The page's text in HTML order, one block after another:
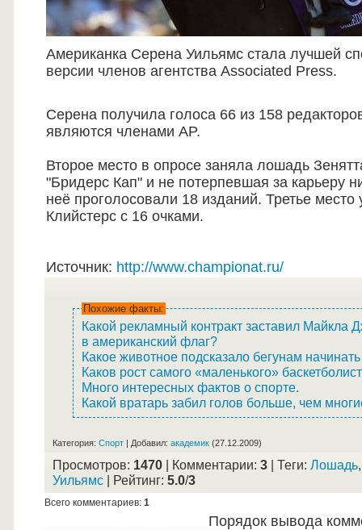
Американка Серена Уильямс стала лучшей
версии членов агентства Associated Press.
Серена получила голоса 66 из 158
являются членами AP.
Второе место в опросе заняла лошадь
"Бридерс Кап" и не потерпевшая за карьеру
неё проголосовали 18 изданий. Третье место
Клийстерс с 16 очками.
Источник: http://www.championat.ru/
Похожие факты:
Какой рекламный контракт заставил Майкла
в американский флаг?
Какое животное подсказало бегунам начинать
Каков рост самого «маленького»
Много интересных фактов о спорте.
Какой вратарь забил голов больше, чем
Категория: Спорт | Добавил: академик (27.12.2009)
Просмотров: 1470 | Комментарии: 3 | Теги: Лошадь
Уильямс | Рейтинг: 5.0/3
Всего комментариев: 1
Порядок вывода